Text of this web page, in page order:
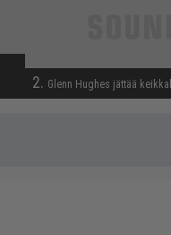
2. Glenn Hughes jättää